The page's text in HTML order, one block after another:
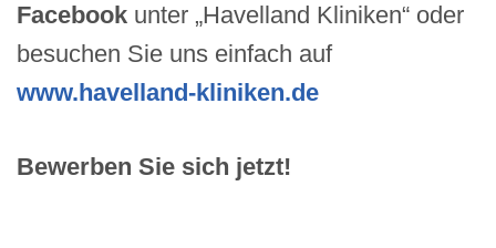
Facebook unter „Havelland Kliniken“ oder
besuchen Sie uns einfach auf
www.havelland-kliniken.de
Bewerben Sie sich jetzt!